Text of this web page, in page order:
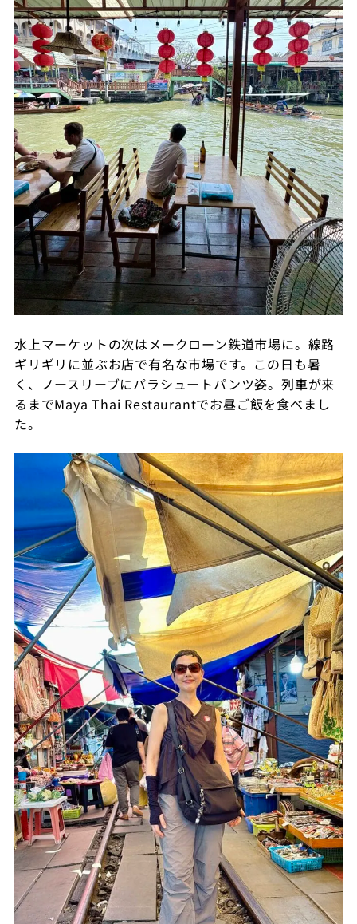
水上マーケットの次はメークローン鉄道市場に。線路
ギリギリに並ぶお店で有名な市場です。この日も暑
く、ノースリーブにパラシュートパンツ姿。列車が来
るまでMaya Thai Restaurantでお昼ご飯を食べまし
た。